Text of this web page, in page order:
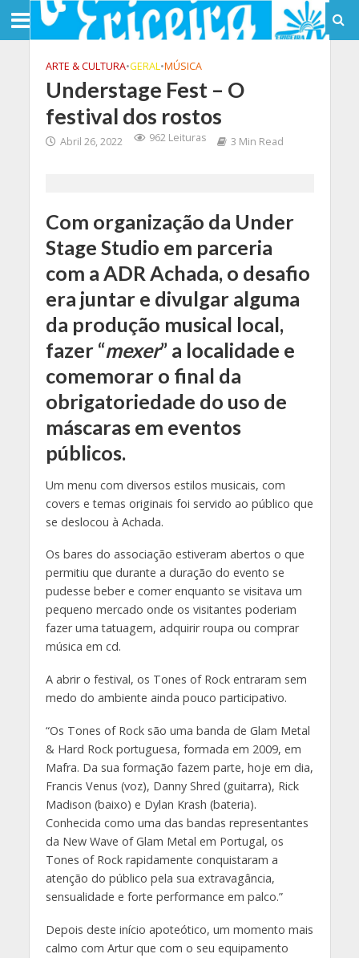
ARTE & CULTURA•GERAL•MÚSICA
Understage Fest – O
festival dos rostos
Abril 26, 2022 962 Leituras 3 Min Read
Com organização da Under
Stage Studio em parceria
com a ADR Achada, o desafio
era juntar e divulgar alguma
da produção musical local,
fazer “mexer” a localidade e
comemorar o final da
obrigatoriedade do uso de
máscaras em eventos
públicos.
Um menu com diversos estilos musicais, com
covers e temas originais foi servido ao público que
se deslocou à Achada.
Os bares do associação estiveram abertos o que
permitiu que durante a duração do evento se
pudesse beber e comer enquanto se visitava um
pequeno mercado onde os visitantes poderiam
fazer uma tatuagem, adquirir roupa ou comprar
música em cd.
A abrir o festival, os Tones of Rock entraram sem
medo do ambiente ainda pouco participativo.
“Os Tones of Rock são uma banda de Glam Metal
& Hard Rock portuguesa, formada em 2009, em
Mafra. Da sua formação fazem parte, hoje em dia,
Francis Venus (voz), Danny Shred (guitarra), Rick
Madison (baixo) e Dylan Krash (bateria).
Conhecida como uma das bandas representantes
da New Wave of Glam Metal em Portugal, os
Tones of Rock rapidamente conquistaram a
atenção do público pela sua extravagância,
sensualidade e forte performance em palco.”
Depois deste início apoteótico, um momento mais
calmo com Artur que com o seu equipamento